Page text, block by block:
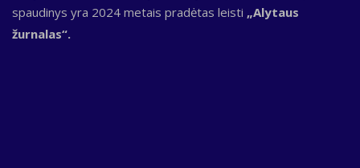
spaudinys yra 2024 metais pradėtas leisti „Alytaus
žurnalas“.